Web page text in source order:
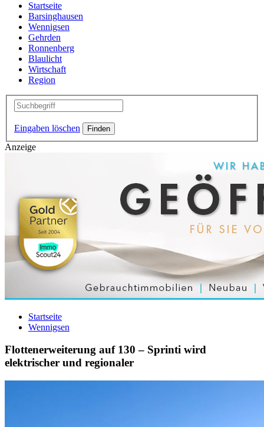
Startseite
Barsinghausen
Wennigsen
Gehrden
Ronnenberg
Blaulicht
Wirtschaft
Region
Eingaben löschen
Anzeige
Startseite
Wennigsen
Flottenerweiterung auf 130 – Sprinti wird
elektrischer und regionaler